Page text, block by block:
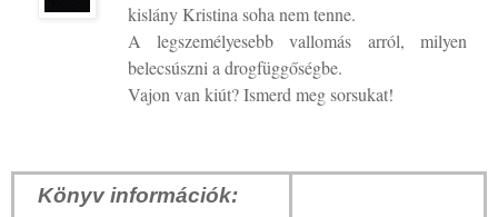
kislány Kristina soha nem tenne.
A legszemélyesebb vallomás arról, milyen
belecsúszni a drogfüggőségbe.
Vajon van kiút? Ismerd meg sorsukat!
Könyv információk: